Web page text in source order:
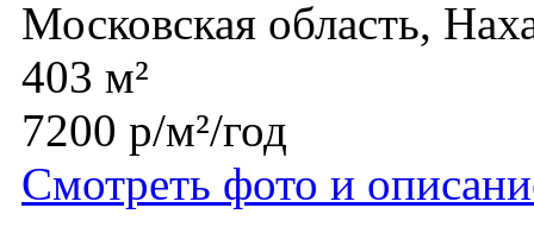
Московская область,
403 м²
7200 р/м²/год
Смотреть фото и